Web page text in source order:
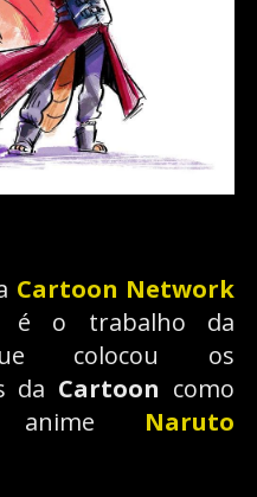
Cartoon Network
é o trabalho da
colocou os
da Cartoon como
anime Naruto